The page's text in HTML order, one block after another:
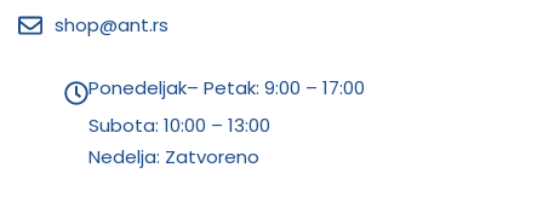
shop@ant.rs
Ponedeljak– Petak: 9:00 – 17:00
Subota: 10:00 – 13:00
Nedelja: Zatvoreno